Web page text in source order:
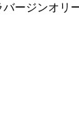
ージンオリ